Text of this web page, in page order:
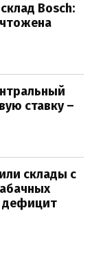
Bosch:
ставку –
склады с
дефицит